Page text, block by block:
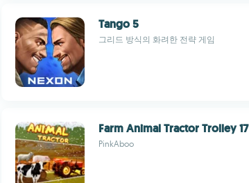
Tango 5
그리드 방식의 화려한 전략 게임
Farm Animal Tractor Trolley 17
PinkAboo